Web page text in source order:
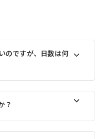
のですが、日数は何
？